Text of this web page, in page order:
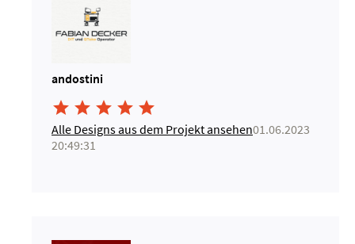
andostini
    
Alle Designs aus dem Projekt ansehen01.06.2023
20:49:31